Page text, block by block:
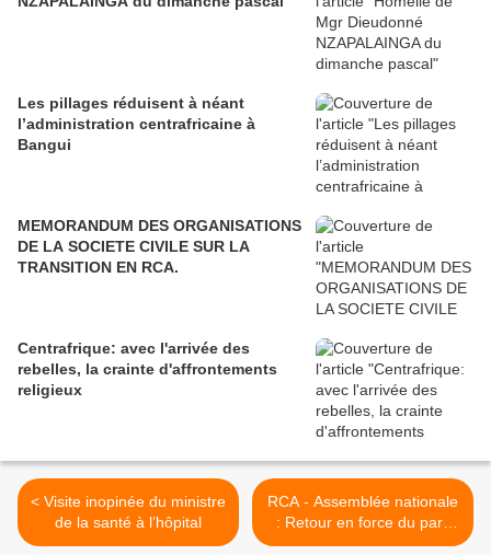
Les pillages réduisent à néant
l’administration centrafricaine à
Bangui
MEMORANDUM DES ORGANISATIONS
DE LA SOCIETE CIVILE SUR LA
TRANSITION EN RCA.
Centrafrique: avec l'arrivée des
rebelles, la crainte d'affrontements
religieux
< Visite inopinée du ministre
de la santé à l’hôpital
RCA - Assemblée nationale
: Retour en force du parti
unique avec le KNK de